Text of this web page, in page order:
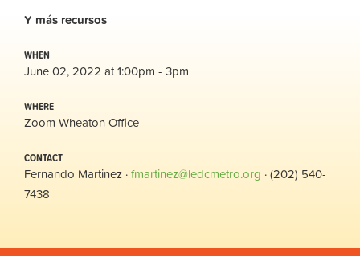
Y más recursos
WHEN
June 02, 2022 at 1:00pm - 3pm
WHERE
Zoom Wheaton Office
CONTACT
Fernando Martinez ·fmartinez@ledcmetro.org · (202) 540-
7438